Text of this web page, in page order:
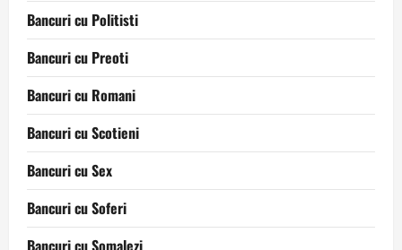
Bancuri cu Politisti
Bancuri cu Preoti
Bancuri cu Romani
Bancuri cu Scotieni
Bancuri cu Sex
Bancuri cu Soferi
Bancuri cu Somalezi